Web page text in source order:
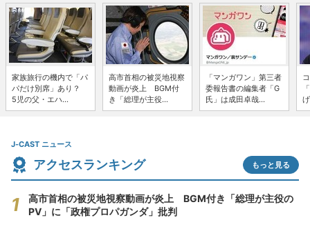
家族旅行の機内で「パ
パだけ別席」あり？
5児の父・エハ...
高市首相の被災地視察
動画が炎上 BGM付
き「総理が主役...
「マンガワン」第三者
委報告書の編集者「G
氏」は成田卓哉...
J-CAST ニュース
アクセスランキング もっと見る
高市首相の被災地視察動画が炎上 BGM付き「総理が主役の
PV」に「政権プロパガンダ」批判